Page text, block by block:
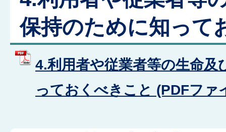
保持のために知って
4.利用者や従業者等の生命及
っておくべきこと (PDFファ